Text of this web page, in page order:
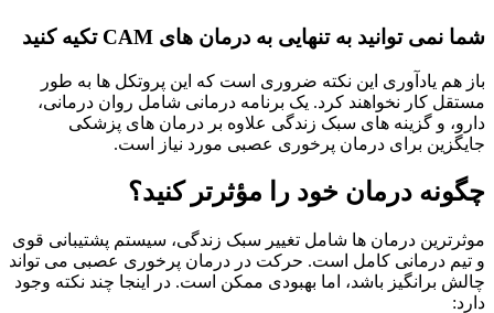
شما نمی توانید به تنهایی به درمان های CAM تکیه کنید
باز هم یادآوری این نکته ضروری است که این پروتکل ها به طور
مستقل کار نخواهند کرد. یک برنامه درمانی شامل روان درمانی،
دارو، و گزینه های سبک زندگی علاوه بر درمان های پزشکی
جایگزین برای درمان پرخوری عصبی مورد نیاز است.
چگونه درمان خود را مؤثرتر کنید؟
موثرترین درمان ها شامل تغییر سبک زندگی، سیستم پشتیبانی قوی
و تیم درمانی کامل است. حرکت در درمان پرخوری عصبی می تواند
چالش برانگیز باشد، اما بهبودی ممکن است. در اینجا چند نکته وجود
دارد: